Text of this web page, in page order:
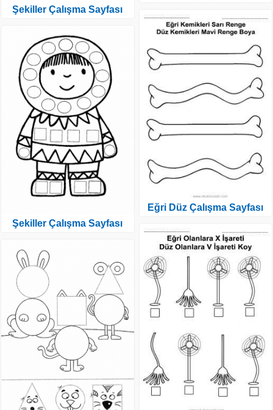
Şekiller Çalışma Sayfası
Şekiller Çalışma Sayfası
Eğri Düz Çalışma Sayfası